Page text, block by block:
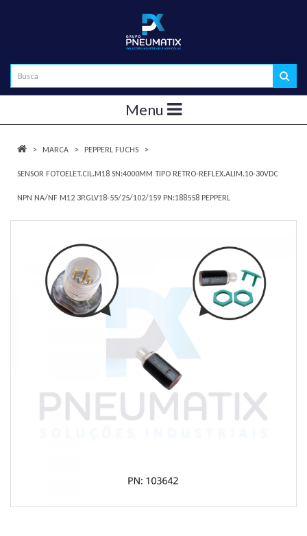
Menu
MARCA PEPPERL FUCHS
SENSOR FOTOELET.CIL.M18 SN:4000MM TIPO RETRO-REFLEX.ALIM.10-30VDC
NPN NA/NF M12 3P.GLV18-55/25/102/159 PN:188558 PEPPERL